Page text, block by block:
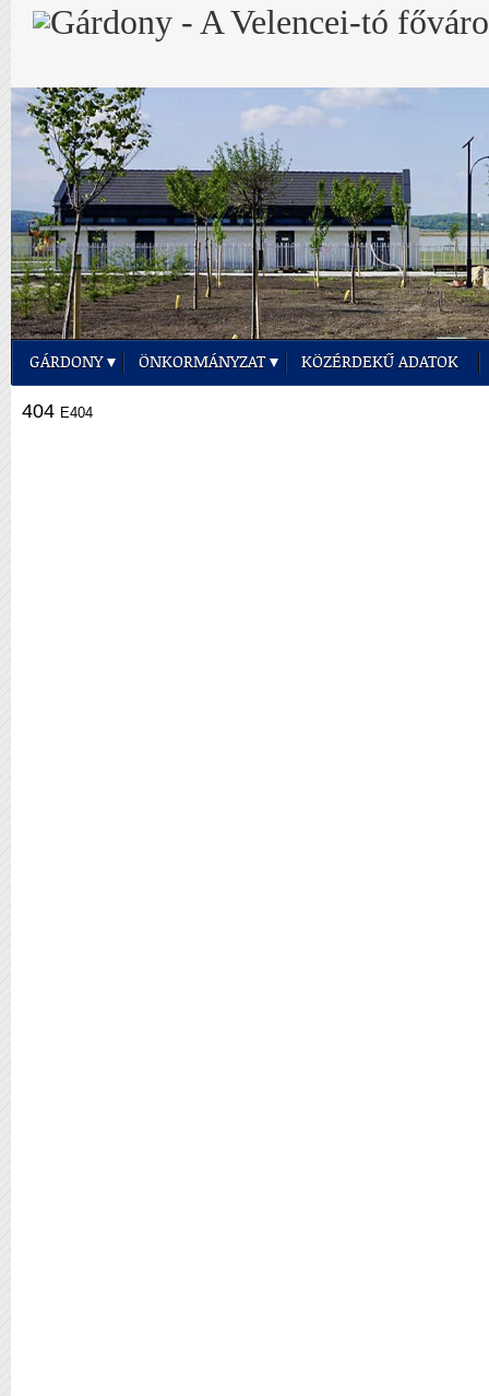
GÁRDONY ÖNKORMÁNYZAT KÖZÉRDEKŰ ADATOK
404 E404